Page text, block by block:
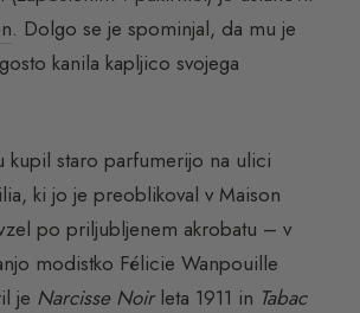
. Dolgo se je spominjal, da mu je
kanila kapljico svojega
kupil staro parfumerijo na ulici
ki jo je preoblikoval v Maison
po priljubljenem akrobatu – v
modistko Félicie Wanpouille
je Narcisse Noirleta 1911 in Tabac